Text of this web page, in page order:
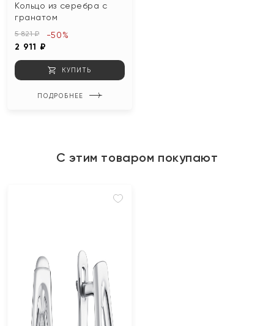
Кольцо из серебра с
гранатом
5 821 ₽
2 911 ₽
-50%
КУПИТЬ
ПОДРОБНЕЕ
С этим товаром покупают